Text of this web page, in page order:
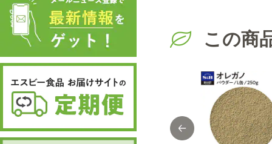
この商